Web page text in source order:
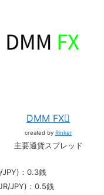
DMM FX
created by Rinker
主要通貨スプレッド
JPY)：0.3銭
JPY)：0.5銭